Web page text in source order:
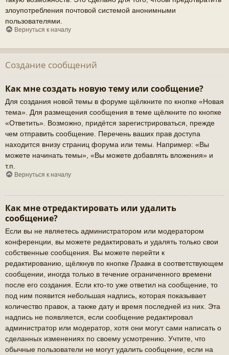
злоупотребления почтовой системой анонимными
пользователями.
Вернуться к началу
Создание сообщений
Как мне создать новую тему или сообщение?
Для создания новой темы в форуме щёлкните по кнопке «Новая
тема». Для размещения сообщения в теме щёлкните по кнопке
«Ответить». Возможно, придётся зарегистрироваться, прежде
чем отправить сообщение. Перечень ваших прав доступа
находится внизу страниц форума или темы. Например: «Вы
можете начинать темы», «Вы можете добавлять вложения» и
т.п.
Вернуться к началу
Как мне отредактировать или удалить
сообщение?
Если вы не являетесь администратором или модератором
конференции, вы можете редактировать и удалять только свои
собственные сообщения. Вы можете перейти к
редактированию, щёлкнув по кнопке Правка в соответствующем
сообщении, иногда только в течение ограниченного времени
после его создания. Если кто-то уже ответил на сообщение, то
под ним появится небольшая надпись, которая показывает
количество правок, а также дату и время последней из них. Эта
надпись не появляется, если сообщение редактировал
администратор или модератор, хотя они могут сами написать о
сделанных изменениях по своему усмотрению. Учтите, что
обычные пользователи не могут удалить сообщение, если на